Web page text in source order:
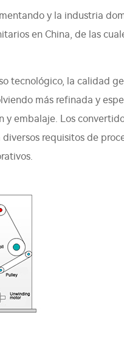
y la industria
en China, de las
tecnológico, la calidad
más refinada y
embalaje. Los
requisitos de